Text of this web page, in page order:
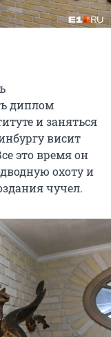
диплом
и заняться
висит
это время он
охоту и
чучел.